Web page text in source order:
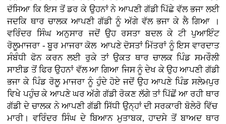
ਦੱਸਿਆ ਕਿ ਇਸ ਤੋਂ ਡਰ ਕੇ ਉਹਨਾਂ ਨੇ ਆਪਣੀ ਗੱਡੀ ਪਿੱਛੇ ਵੱਲ ਭਜਾ ਲਈ
ਜਦਕਿ ਥਾਰ ਚਾਲਕ ਆਪਣੀ ਗੱਡੀ ਨੂੰ ਅੱਗੇ ਵੱਲ ਭਜਾ ਕੇ ਲੈ ਗਿਆ ।
ਵਰਿੰਦਰ ਸਿੰਘ ਅਨੁਸਾਰ ਜਦੋਂ ਉਹ ਰਸਤਾ ਬਦਲ ਕੇ ਟੀ ਪੁਆਇੰਟ
ਰੋਲੂਮਾਜਰਾ - ਬੂਰ ਮਾਜਰਾ ਕੋਲ ਆਪਣੇ ਦੋਸਤਾਂ ਮਿੱਤਰਾਂ ਨੂੰ ਇਸ ਵਾਰਦਾਤ
ਸੰਬੰਧੀ ਫੋਨ ਕਰਨ ਲਈ ਰੁਕੇ ਤਾਂ ਉਕਤ ਥਾਰ ਚਾਲਕ ਪਿੰਡ ਸਮਰੌਲੀ
ਸਾਈਡ ਤੋਂ ਫਿਰ ਉਹਨਾਂ ਵੱਲ ਆ ਗਿਆ ਜਿਸ ਨੂੰ ਦੇਖ ਕੇ ਉਹ ਆਪਣੀ ਗੱਡੀ
ਭਜਾ ਕੇ ਪਿੰਡ ਰੋਲੂ ਮਾਜਰਾ ਨੂੰ ਹੁੰਦੇ ਹੋਏ ਜਦੋਂ ਉਹ ਆਪਣੇ ਪਿੰਡ ਸਲੇਮਪੁਰ
ਵਿਖੇ ਪਹੁੰਚ ਕੇ ਆਪਣੇ ਘਰ ਅੱਗੇ ਗੱਡੀ ਰੋਕਣ ਲੱਗੇ ਤਾਂ ਪਿੱਛੋਂ ਆ ਰਹੀ ਥਾਰ
ਗੱਡੀ ਦੇ ਚਾਲਕ ਨੇ ਆਪਣੀ ਗੱਡੀ ਸਿੱਧੀ ਉਨ੍ਹਾਂ ਦੀ ਸਰਕਾਰੀ ਬੋਲੇਰੋ ਵਿੱਚ
ਮਾਰੀ। ਵਰਿੰਦਰ ਸਿੰਘ ਦੇ ਬਿਆਨ ਮੁਤਾਬਕ, ਹਾਦਸੇ ਤੋਂ ਬਾਅਦ ਥਾਰ